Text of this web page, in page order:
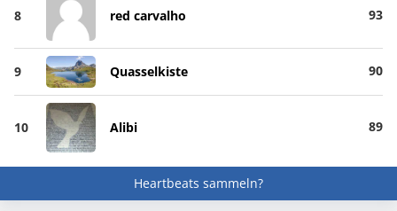
8 red carvalho 93
9 Quasselkiste 90
10 Alibi 89
Heartbeats sammeln?